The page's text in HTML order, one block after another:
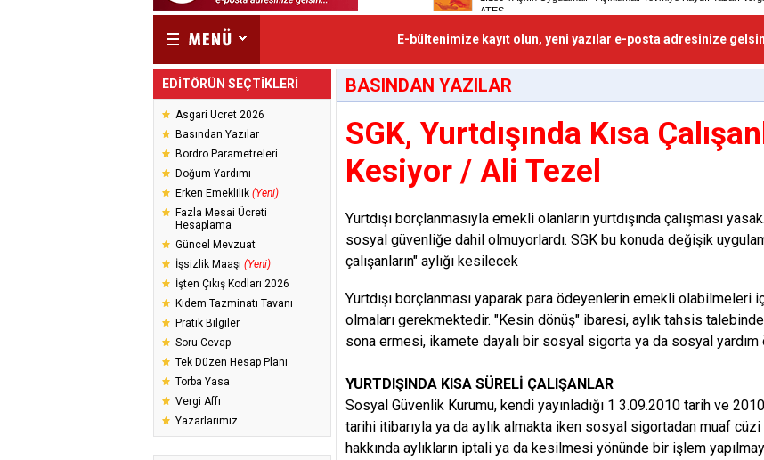
E-bültenimize kayıt olun, yeni yazılar e-posta adresinize
EDİTÖRÜN SEÇTİKLERİ
Asgari Ücret 2026
Basından Yazılar
Bordro Parametreleri
Doğum Yardımı
Erken Emeklilik (Yeni)
Fazla Mesai Ücreti
Hesaplama
Güncel Mevzuat
İşsizlik Maaşı (Yeni)
İşten Çıkış Kodları 2026
Kıdem Tazminatı Tavanı
Pratik Bilgiler
Soru-Cevap
Tek Düzen Hesap Planı
Torba Yasa
Vergi Affı
Yazarlarımız
BASINDAN YAZILAR
SGK, Yurtdışında Kısa
Kesiyor / Ali Tezel
Yurtdışı borçlanmasıyla emekli olanların yurtdışında çalışması
sosyal güvenliğe dahil olmuyorlardı. SGK bu konuda değişik
çalışanların" aylığı kesilecek
Yurtdışı borçlanması yaparak para ödeyenlerin emekli olabilmeleri
olmaları gerekmektedir. "Kesin dönüş" ibaresi, aylık tahsis talebinde
sona ermesi, ikamete dayalı bir sosyal sigorta ya da sosyal yardım
YURTDIŞINDA KISA SÜRELİ ÇALIŞANLAR
Sosyal Güvenlik Kurumu, kendi yayınladığı 1 3.09.2010 tarih ve
tarihi itibarıyla ya da aylık almakta iken sosyal sigortadan muaf
hakkında aylıkların iptali ya da kesilmesi yönünde bir işlem